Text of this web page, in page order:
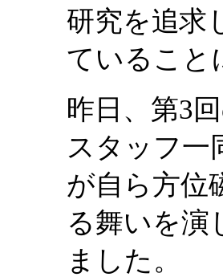
研究を追求
ていること
昨日、第3
スタッフ一
が自ら方位
る舞いを演
ました。